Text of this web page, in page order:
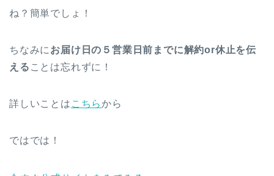
ね？簡単でしょ！
ちなみに お届け日の５営業日前までに解約or休止を伝
える ことは忘れずに！
詳しいことは こちらから
ではでは！